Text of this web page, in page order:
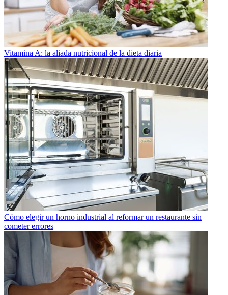
Vitamina A: la aliada nutricional de la dieta diaria
Cómo elegir un horno industrial al reformar un restaurante sin
cometer errores